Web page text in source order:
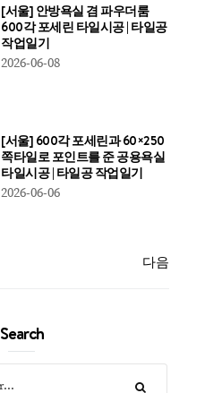
[서울] 안방욕실 겸 파우더룸
600각 포세린 타일시공 | 타일공
작업일기
2026-06-08
[서울] 600각 포세린과 60×250
쪽타일로 포인트를 준 공용욕실
타일시공 | 타일공 작업일기
2026-06-06
다음
Search